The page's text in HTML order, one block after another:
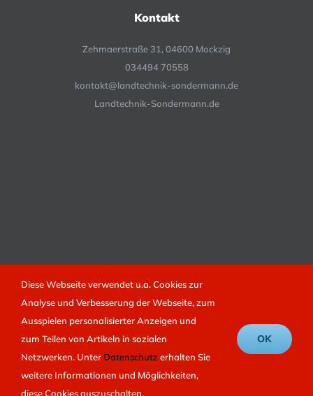
Kontakt
Zehmaerstraße 31, 04600 Mockzig
034494 70558
kontakt@landtechnik-sondermann.de
Landtechnik-Sondermann.de
© 2012 - 2026 | Landtechnik Sondermann | Umsetzung
Marketing|Datenschutz
Facebook
Diese Webseite verwendet u.a. Cookies zur
Analyse und Verbesserung der Webseite, zum
Ausspielen personalisierter Anzeigen und
zum Teilen von Artikeln in sozialen
Netzwerken. Unter Datenschutz erhalten Sie
weitere Informationen und Möglichkeiten,
diese Cookies auszuschalten.
OK